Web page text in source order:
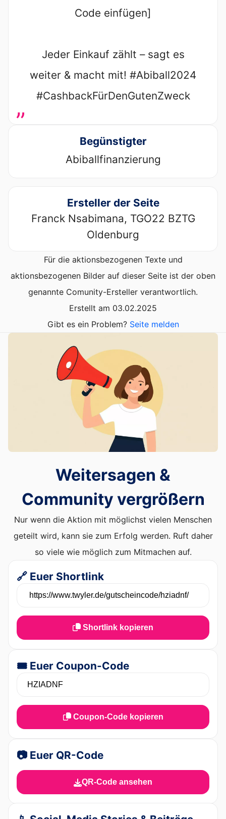
„
Code einfügen]
Jeder Einkauf zählt – sagt es
weiter & macht mit! #Abiball2024
#CashbackFürDenGutenZweck
Begünstigter
Abiballfinanzierung
Ersteller der Seite
Franck Nsabimana, TGO22 BZTG
Oldenburg
Für die aktionsbezogenen Texte und
aktionsbezogenen Bilder auf dieser Seite ist der oben
genannte Comunity-Ersteller verantwortlich.
Erstellt am 03.02.2025
Gibt es ein Problem? Seite melden
Weitersagen &
Community vergrößern
Nur wenn die Aktion mit möglichst vielen Menschen
geteilt wird, kann sie zum Erfolg werden. Ruft daher
so viele wie möglich zum Mitmachen auf.
🔗 Euer Shortlink
Shortlink kopieren
🎟️ Euer Coupon-Code
Coupon-Code kopieren
📷 Euer QR-Code
QR-Code ansehen